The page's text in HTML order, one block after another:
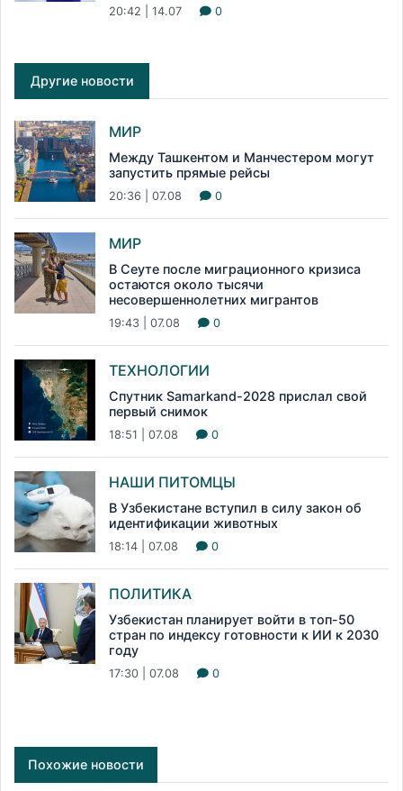
20:42 | 14.07 0
Другие новости
МИР
Между Ташкентом и Манчестером могут
запустить прямые рейсы
20:36 | 07.08 0
МИР
В Сеуте после миграционного кризиса
остаются около тысячи
несовершеннолетних мигрантов
19:43 | 07.08 0
ТЕХНОЛОГИИ
Спутник Samarkand-2028 прислал свой
первый снимок
18:51 | 07.08 0
НАШИ ПИТОМЦЫ
В Узбекистане вступил в силу закон об
идентификации животных
18:14 | 07.08 0
ПОЛИТИКА
Узбекистан планирует войти в топ-50
стран по индексу готовности к ИИ к 2030
году
17:30 | 07.08 0
Похожие новости